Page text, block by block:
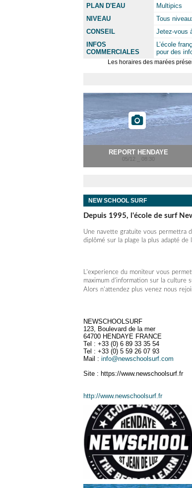
PLAN D'EAU
Multipics
NIVEAU
Tous
CONSEIL
Jetez-vous
INFOS
COMMERCIALES
L’école
pour des
Les horaires des marées
REPORT HENDAYE
05/12 _ 08:30
NEW SCHOOL SURF
Depuis 1995, l'école de surf
Une navette gratuite vous permettra
diplômé sur la plage la plus adapté
L'experience du moniteur vous
maximum d'information sur la culture
Alors n'attendez plus venez nous
NEWSCHOOLSURF
123, Boulevard de la mer
64700 HENDAYE FRANCE
Tel : +33 (0) 6 89 33 35 54
Tel : +33 (0) 5 59 26 07 93
Mail : info@newschoolsurf.com
Site : https://www.newschoolsurf.fr
http://www.newschoolsurf.fr